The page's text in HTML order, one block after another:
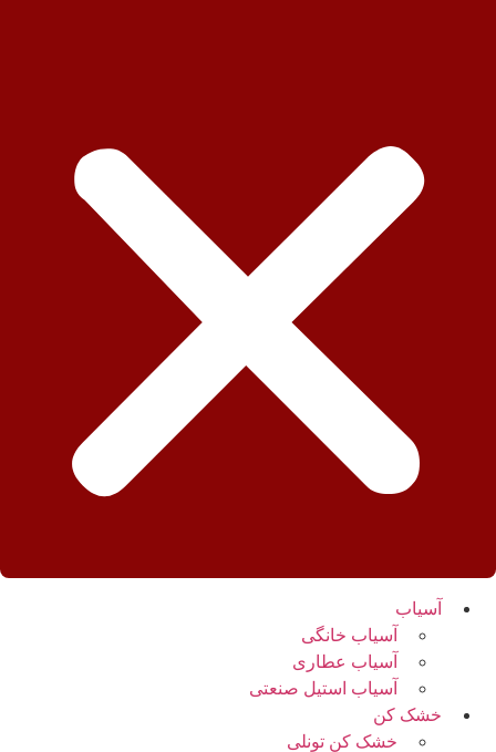
آسیاب
آسیاب خانگی
آسیاب عطاری
آسیاب استیل صنعتی
خشک کن
خشک کن تونلی